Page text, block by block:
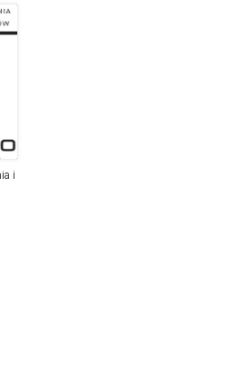
i wkrętów
i